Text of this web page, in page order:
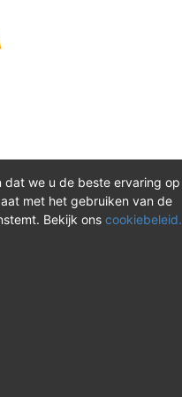
dat we u de beste ervaring op
met het gebruiken van de
Bekijk ons cookiebeleid.